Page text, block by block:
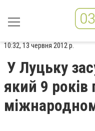
10:32, 13 червня 2012 р.
У Луцьку
який 9 років